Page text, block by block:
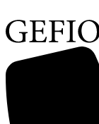
til
indhold